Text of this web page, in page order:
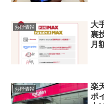
お得情報
大
裏
月
お得情報
楽
ポ